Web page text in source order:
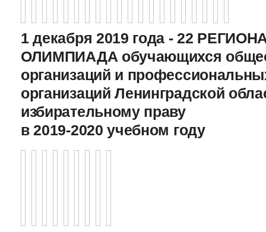
1 декабря 2019 года - 22
ОЛИМПИАДА обучающихся
организаций и
организаций Ленинградской
избирательному праву
в 2019-2020 учебном году